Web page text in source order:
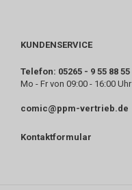
KUNDENSERVICE
Telefon: 05265 - 9 55 88 55
Mo - Fr von 09:00 - 16:00 Uhr
comic@ppm-vertrieb.de
Kontaktformular